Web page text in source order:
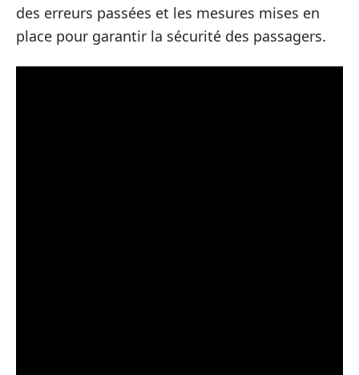
des erreurs passées et les mesures mises en
place pour garantir la sécurité des passagers.